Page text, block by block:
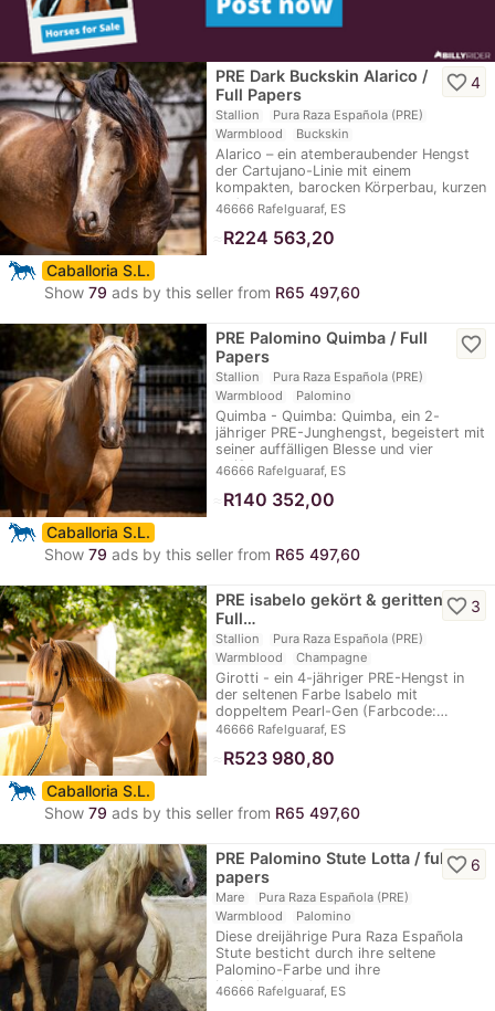
PRE Dark Buckskin Alarico /
Full Papers
Stallion
Pura Raza Española (PRE)
Warmblood
Buckskin
Alarico – ein atemberaubender Hengst
der Cartujano-Linie mit einem
kompakten, barocken Körperbau, kurzen
und…
46666 Rafelguaraf, ES
favorite_border4
R224 563,20
Caballoria S.L.
Show 79 ads by this seller from R65 497,60
PRE Palomino Quimba / Full
Papers
Stallion
Pura Raza Española (PRE)
Warmblood
Palomino
Quimba - Quimba: Quimba, ein 2-
jähriger PRE-Junghengst, begeistert mit
seiner auffälligen Blesse und vier
weißen…
46666 Rafelguaraf, ES
favorite_border
R140 352,00
Caballoria S.L.
Show 79 ads by this seller from R65 497,60
PRE isabelo gekört & geritten /
Full…
Stallion
Pura Raza Española (PRE)
Warmblood
Champagne
Girotti - ein 4-jähriger PRE-Hengst in
der seltenen Farbe Isabelo mit
doppeltem Pearl-Gen (Farbcode:…
46666 Rafelguaraf, ES
favorite_border 3
R523 980,80
Caballoria S.L.
Show 79 ads by this seller from R65 497,60
PRE Palomino Stute Lotta / full
papers
Mare
Pura Raza Española (PRE)
Warmblood
Palomino
Diese dreijährige Pura Raza Española
Stute besticht durch ihre seltene
Palomino-Farbe und ihre
beeindruckende…
46666 Rafelguaraf, ES
favorite_border 6